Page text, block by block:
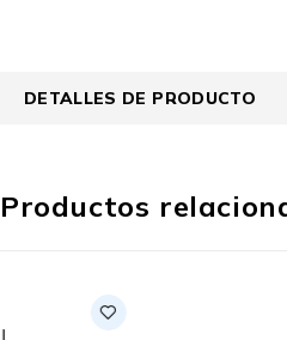
DETALLES DE PRODUCTO
Productos